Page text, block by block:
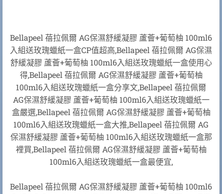
Bellapeel 蓓拉佩爾 AG保濕舒緩凝膠 蘆薈+葡萄柚 100ml6
入組送玫瑰蠟紙一盒CP值超高,Bellapeel 蓓拉佩爾 AG保濕
舒緩凝膠 蘆薈+葡萄柚 100ml6入組送玫瑰蠟紙一盒使用心
得,Bellapeel 蓓拉佩爾 AG保濕舒緩凝膠 蘆薈+葡萄柚
100ml6入組送玫瑰蠟紙一盒分享文,Bellapeel 蓓拉佩爾
AG保濕舒緩凝膠 蘆薈+葡萄柚 100ml6入組送玫瑰蠟紙一
盒嚴選,Bellapeel 蓓拉佩爾 AG保濕舒緩凝膠 蘆薈+葡萄柚
100ml6入組送玫瑰蠟紙一盒大推,Bellapeel 蓓拉佩爾 AG
保濕舒緩凝膠 蘆薈+葡萄柚 100ml6入組送玫瑰蠟紙一盒那
裡買,Bellapeel 蓓拉佩爾 AG保濕舒緩凝膠 蘆薈+葡萄柚
100ml6入組送玫瑰蠟紙一盒最便宜,
Bellapeel 蓓拉佩爾 AG保濕舒緩凝膠 蘆薈+葡萄柚 100ml6